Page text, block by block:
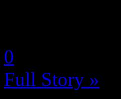
0
Full Story »